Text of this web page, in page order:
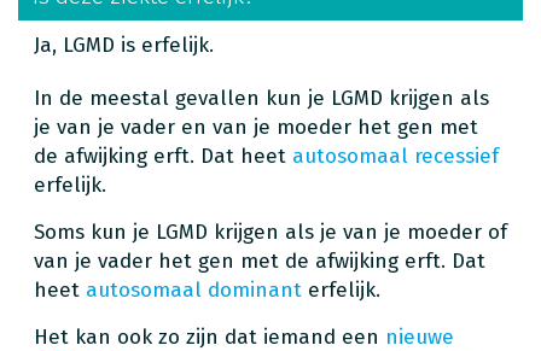
Ja, LGMD is erfelijk.
In de meestal gevallen kun je LGMD krijgen als
je van je vader en van je moeder het gen met
de afwijking erft. Dat heet autosomaal recessief
erfelijk.
Soms kun je LGMD krijgen als je van je moeder of
van je vader het gen met de afwijking erft. Dat
heet autosomaal dominant erfelijk.
Het kan ook zo zijn dat iemand een nieuwe